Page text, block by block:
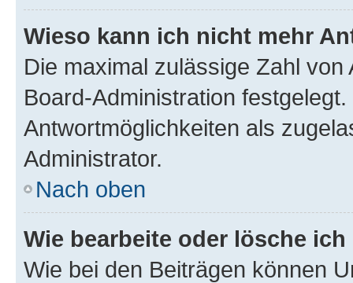
Wieso kann ich nicht mehr
Die maximal zulässige Zahl
Board-Administration
Antwortmöglichkeiten als
Administrator.
Nach oben
Wie bearbeite oder lösche
Wie bei den Beiträgen können